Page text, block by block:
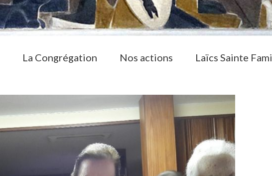
La Congrégation Nos actions Laïcs Sainte